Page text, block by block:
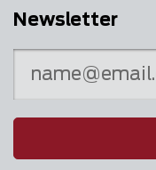
Newsletter